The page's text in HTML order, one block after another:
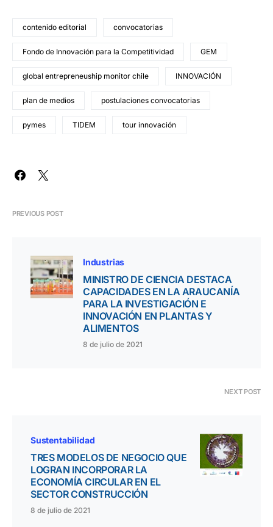
contenido editorial convocatorias
Fondo de Innovación para la Competitividad GEM
global entrepreneuship monitor chile INNOVACIÓN
plan de medios postulaciones convocatorias
pymes TIDEM tour innovación
PREVIOUS POST
Industrias
MINISTRO DE CIENCIA DESTACA
CAPACIDADES EN LA ARAUCANÍA
PARA LA INVESTIGACIÓN E
INNOVACIÓN EN PLANTAS Y
ALIMENTOS
8 de julio de 2021
NEXT POST
Sustentabilidad
TRES MODELOS DE NEGOCIO QUE
LOGRAN INCORPORAR LA
ECONOMÍA CIRCULAR EN EL
SECTOR CONSTRUCCIÓN
8 de julio de 2021